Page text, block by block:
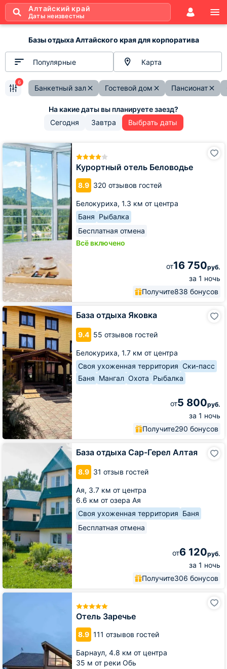
Алтайский край
Даты неизвестны
Базы отдыха Алтайского края для корпоратива
Популярные Карта
Банкетный зал Гостевой дом Пансионат
6
Сегодня Завтра Выбрать даты
Курортный отель Беловодье
8.9 320 отзывов гостей
Белокуриха, 1.3 км от центра
Баня Рыбалка
Бесплатная отмена
Всё включено
от16 750руб.
за 1 ночь
Получите838 бонусов
Курортный
Беловодье
База отдыха Яковка
9.4 55 отзывов гостей
Белокуриха, 1.7 км от центра
Своя ухоженная территория Ски-пасс
Баня Мангал Охота Рыбалка
от5 800руб.
за 1 ночь
Получите290 бонусов
База
отдыха
Яковка
База отдыха Сар-Герел Алтая
8.9 31 отзыв гостей
Ая, 3.7 км от центра
6.6 км от озера Ая
Своя ухоженная территория Баня
Бесплатная отмена
от6 120руб.
за 1 ночь
Получите306 бонусов
Герел
Алтая
Отель Заречье
8.9 111 отзывов гостей
Барнаул, 4.8 км от центра
35 м от реки Обь
Отель